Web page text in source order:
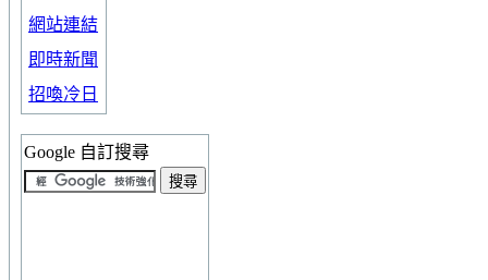
網站連結
即時新聞
招喚冷日
Google 自訂搜尋